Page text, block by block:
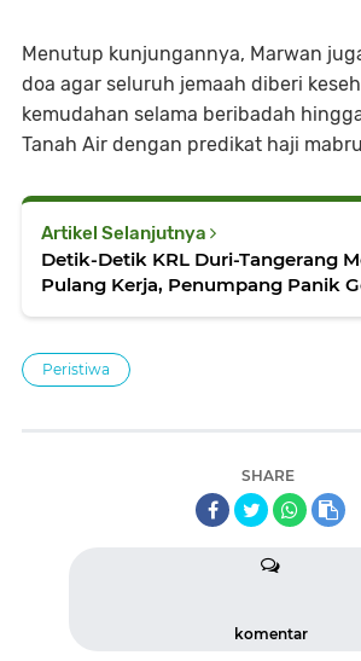
Menutup kunjungannya, Marwan
doa agar seluruh jemaah diberi
kemudahan selama beribadah
Tanah Air dengan predikat haji
Artikel Selanjutnya
Detik-Detik KRL Duri-Tangerang
Pulang Kerja, Penumpang Panik
Peristiwa
SHARE
komentar